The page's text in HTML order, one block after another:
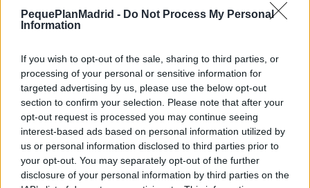
PequePlanMadrid - Do Not Process My Personal
Information
If you wish to opt-out of the sale, sharing to third parties, or
processing of your personal or sensitive information for
targeted advertising by us, please use the below opt-out
section to confirm your selection. Please note that after your
opt-out request is processed you may continue seeing
interest-based ads based on personal information utilized by
us or personal information disclosed to third parties prior to
your opt-out. You may separately opt-out of the further
disclosure of your personal information by third parties on the
Horario:desde las 09:00h a 16:30h.
Precio:
De 09:00h a 16:30h: 126,00 € Fuenli – 157,50 €
No Fuenli
Con ruta de transporte adaptado.